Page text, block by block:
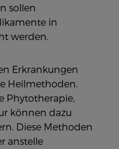
sollen
in
werden.
Erkrankungen
Heilmethoden.
Phytotherapie,
können dazu
Diese Methoden
anstelle